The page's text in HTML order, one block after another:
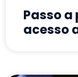
Passo
acesso